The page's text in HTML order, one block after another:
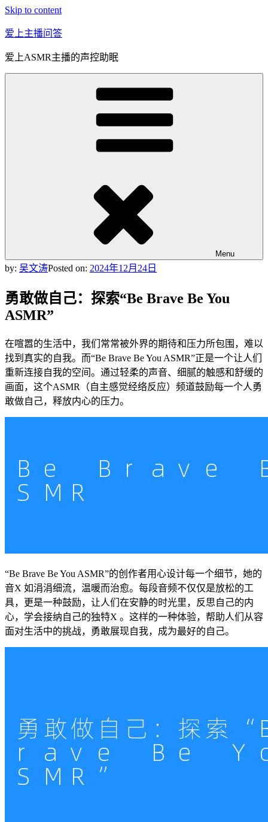
Skip to content
爱上主播问答
爱上ASMR主播的声控助眠
Menu
by: 吴文涛Posted on: 2024年12月24日
勇敢做自己：探索“Be Brave Be You
ASMR”
在喧嚣的生活中，我们常常被外界的期待和压力所包围，难以
找到真实的自我。而“Be Brave Be You ASMR”正是一个让人们
重新连接自我的空间。通过轻柔的声音、细腻的触感和舒缓的
画面，这个ASMR（自主感觉经络反应）频道鼓励每一个人勇
敢做自己，释放内心的压力。
“Be Brave Be You ASMR”的创作者用心设计每一个细节，她的
音X 如涓涓细流，温暖而治愈。每段音频不仅仅是放松的工
具，更是一种鼓励，让人们在安静的时光里，反思自己的内
心，学会接纳自己的独特X 。这样的一种体验，帮助人们从容
面对生活中的挑战，勇敢展现自我，成为最好的自己。